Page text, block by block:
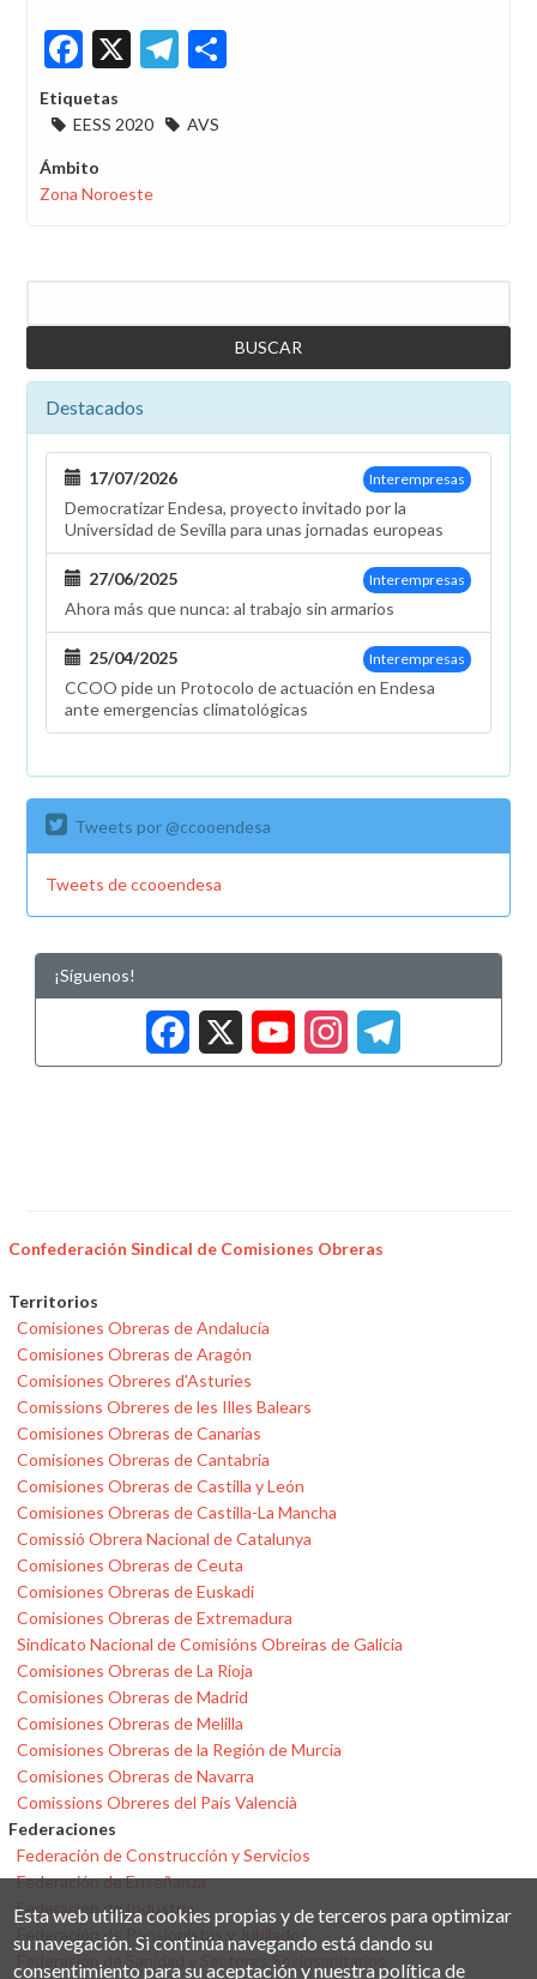
Facebook
X Telegram
Etiquetas
EESS 2020
AVS
Ámbito
Zona Noroeste
Destacados
Interempresas
17/07/2026
Democratizar Endesa, proyecto invitado por la
Universidad de Sevilla para unas jornadas europeas
Interempresas
27/06/2025
Ahora más que nunca: al trabajo sin armarios
Interempresas
25/04/2025
CCOO pide un Protocolo de actuación en Endesa
ante emergencias climatológicas
Tweets por @ccooendesa
Tweets de ccooendesa
¡Síguenos!
Facebook
X
Confederación Sindical de Comisiones Obreras
Territorios
Comisiones Obreras de Andalucía
Comisiones Obreras de Aragón
Comisiones Obreres d'Asturies
Comissions Obreres de les Illes Balears
Comisiones Obreras de Canarias
Comisiones Obreras de Cantabria
Comisiones Obreras de Castilla y León
Comisiones Obreras de Castilla-La Mancha
Comissió Obrera Nacional de Catalunya
Comisiones Obreras de Ceuta
Comisiones Obreras de Euskadi
Comisiones Obreras de Extremadura
Sindicato Nacional de Comisións Obreiras de Galicia
Comisiones Obreras de La Rioja
Comisiones Obreras de Madrid
Comisiones Obreras de Melilla
Comisiones Obreras de la Región de Murcia
Comisiones Obreras de Navarra
Comissions Obreres del País Valencià
Federaciones
Federación de Construcción y Servicios
Federación de Enseñanza
Federación de Industria
Federación de Pensionistas y Jubilados
Federación de Sanidad y Sectores Sociosanitarios
Esta web utiliza cookies propias y de terceros para optimizar
su navegación. Si continúa navegando está dando su
consentimiento para su aceptación y nuestra política de